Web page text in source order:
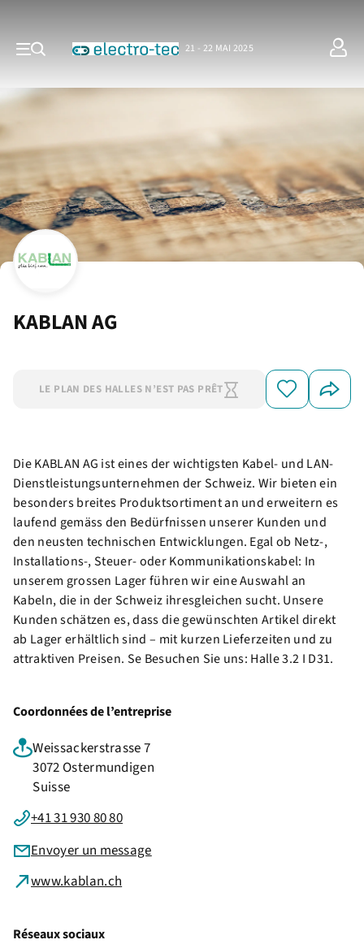
21 - 22 MAI 2025
KABLAN AG
LE PLAN DES HALLES N’EST PAS PRÊT
Die KABLAN AG ist eines der wichtigsten Kabel- und LAN-
Dienstleistungsunternehmen der Schweiz. Wir bieten ein
besonders breites Produktsortiment an und erweitern es
laufend gemäss den Bedürfnissen unserer Kunden und
den neusten technischen Entwicklungen. Egal ob Netz-,
Installations-, Steuer- oder Kommunikationskabel: In
unserem grossen Lager führen wir eine Auswahl an
Kabeln, die in der Schweiz ihresgleichen sucht. Unsere
Kunden schätzen es, dass die gewünschten Artikel direkt
ab Lager erhältlich sind – mit kurzen Lieferzeiten und zu
attraktiven Preisen. Se Besuchen Sie uns: Halle 3.2 I D31.
Coordonnées de l’entreprise
Weissackerstrasse 7
3072 Ostermundigen
Suisse
+41 31 930 80 80
Envoyer un message
www.kablan.ch
Réseaux sociaux